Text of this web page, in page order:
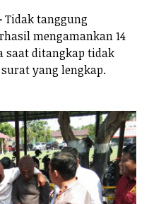
Tidak tanggung
mengamankan 14
saat ditangkap tidak
yang lengkap.